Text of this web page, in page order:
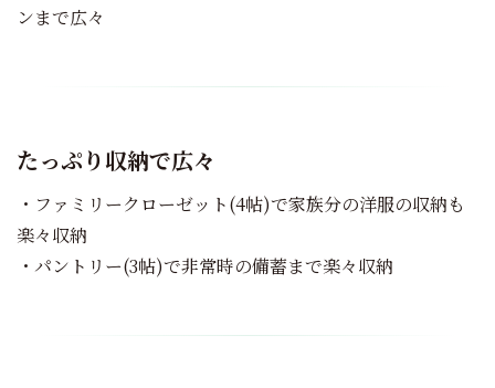
ンまで広々
たっぷり収納で広々
・ファミリークローゼット(4帖)で家族分の洋服の収納も
楽々収納
・パントリー(3帖)で非常時の備蓄まで楽々収納